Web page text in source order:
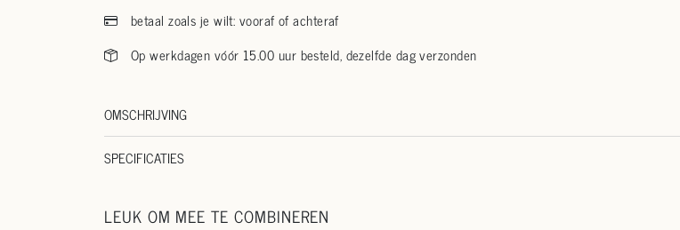
betaal zoals je wilt: vooraf of achteraf
Op werkdagen vóór 15.00 uur besteld, dezelfde dag verzonden
OMSCHRIJVING
SPECIFICATIES
LEUK OM MEE TE COMBINEREN